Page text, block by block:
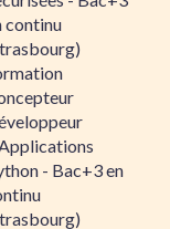
continu
- Bac+3 en